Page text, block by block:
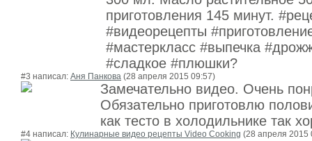
приготовления 145 минут.
#видеорецепты
#мастеркласс #выпечка
#сладкое #плюшки?
#3 написал: Аня Панкова (28 апреля 2015 09:57)
Замечательно видео. Очень
Обязательно приготовлю
как тесто в холодильнике так
#4 написал: Кулинарные видео рецепты Video Cooking (28 апреля 2015